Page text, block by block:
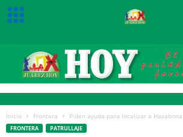
Inicio Frontera Piden ayuda para localizar a
FRONTERA PATRULLAJE